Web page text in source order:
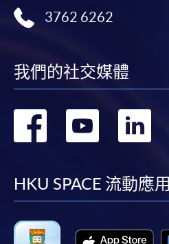
3762 6262
我們的社交媒體
轉 轉
HKU SPACE 流動應